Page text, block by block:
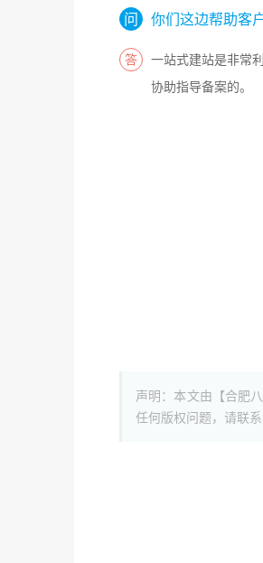
你们这边帮助客
一站式建站是非常
协助指导备案的。
声明：本文由【合肥
任何版权问题，请联系